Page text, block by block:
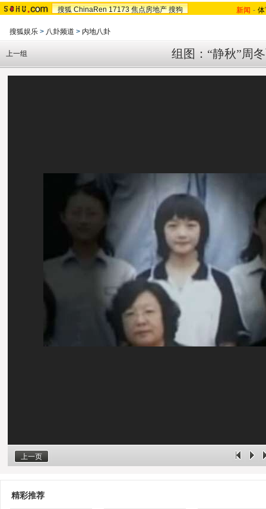
搜狐 ChinaRen 17173 焦点房地产 搜狗 新闻 -
搜狐娱乐 > 八卦频道 > 内地八卦
组图：“静秋”周
上一组
上一页
精彩推荐